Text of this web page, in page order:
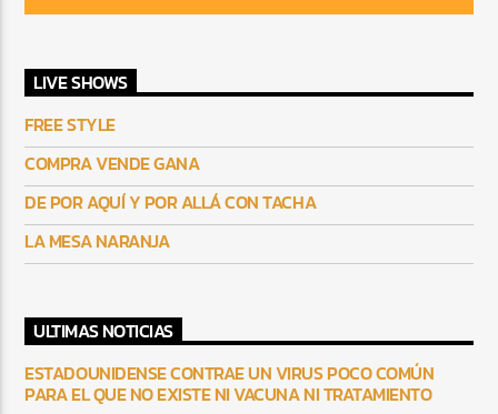
LIVE SHOWS
FREE STYLE
COMPRA VENDE GANA
DE POR AQUÍ Y POR ALLÁ CON TACHA
LA MESA NARANJA
ULTIMAS NOTICIAS
ESTADOUNIDENSE CONTRAE UN VIRUS POCO COMÚN
PARA EL QUE NO EXISTE NI VACUNA NI TRATAMIENTO